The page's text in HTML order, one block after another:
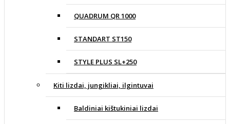
QUADRUM QR 1000
STANDART ST150
STYLE PLUS SL+250
Kiti lizdai, jungikliai, ilgintuvai
Baldiniai kištukiniai lizdai